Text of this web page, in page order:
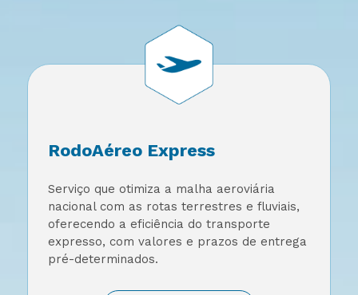
RodoAéreo Express
Serviço que otimiza a malha aeroviária
nacional com as rotas terrestres e fluviais,
oferecendo a eficiência do transporte
expresso, com valores e prazos de entrega
pré-determinados.